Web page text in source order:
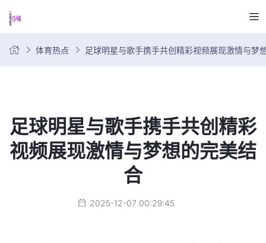
体育热点 足球明星与歌手携手共创精彩视频展现激情与梦
足球明星与歌手携手共创精彩
视频展现激情与梦想的完美结
合
2025-12-07 00:29:45